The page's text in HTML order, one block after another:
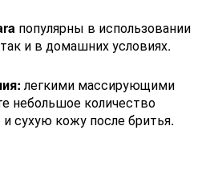
популярны в использовании
и в домашних условиях.
легкими массирующими
небольшое количество
сухую кожу после бритья.